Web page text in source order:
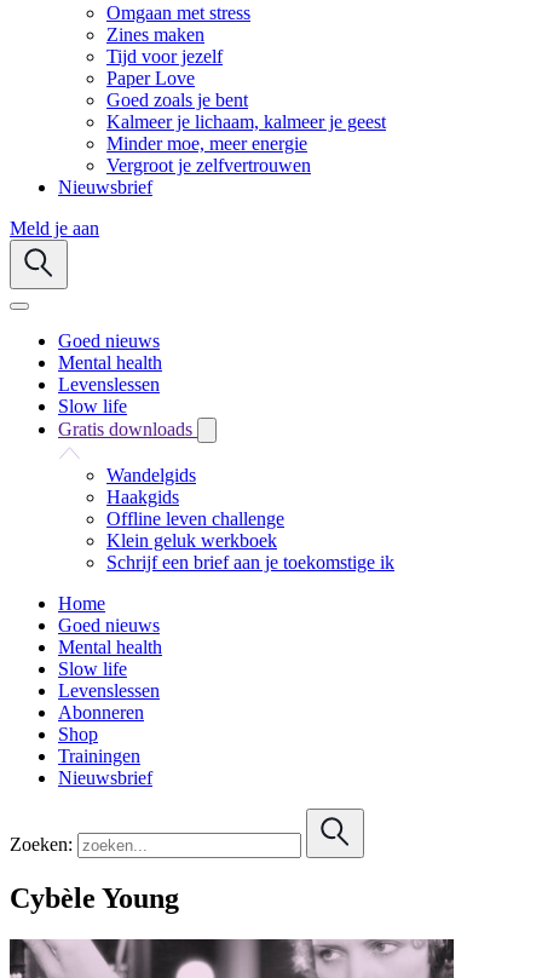
Omgaan met stress
Zines maken
Tijd voor jezelf
Paper Love
Goed zoals je bent
Kalmeer je lichaam, kalmeer je geest
Minder moe, meer energie
Vergroot je zelfvertrouwen
Nieuwsbrief
Meld je aan
Goed nieuws
Mental health
Levenslessen
Slow life
Gratis downloads
Wandelgids
Haakgids
Offline leven challenge
Klein geluk werkboek
Schrijf een brief aan je toekomstige ik
Home
Goed nieuws
Mental health
Slow life
Levenslessen
Abonneren
Shop
Trainingen
Nieuwsbrief
Zoeken:
Cybèle Young